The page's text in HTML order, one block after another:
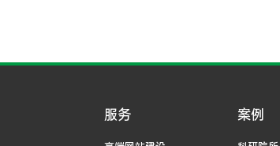
服务 案例